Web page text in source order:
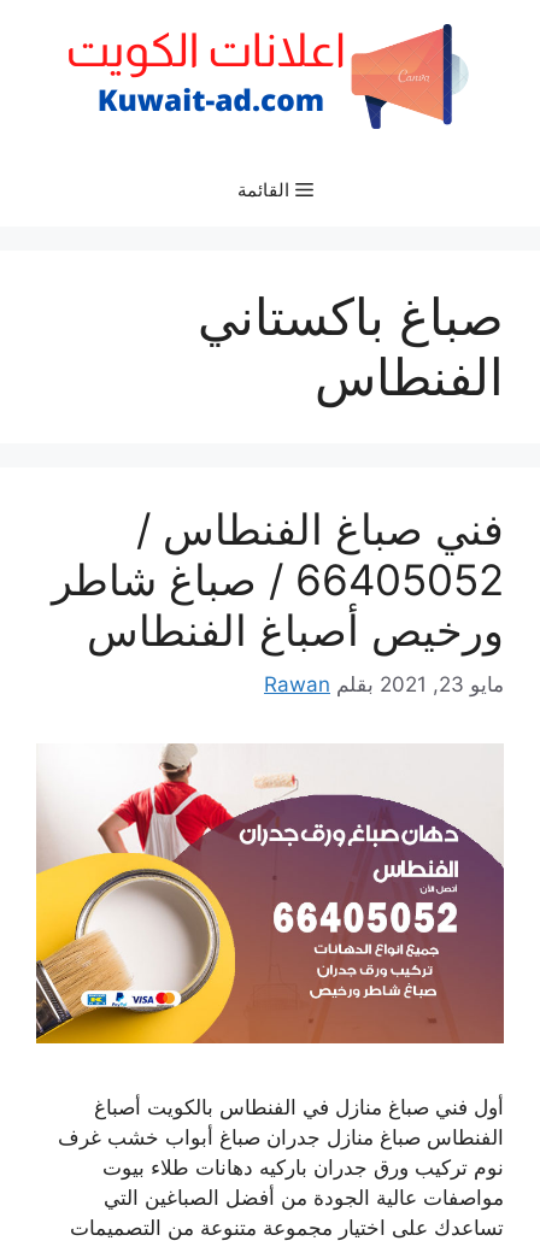
القائمة
صباغ باكستاني
الفنطاس
فني صباغ الفنطاس /
66405052 / صباغ شاطر
ورخيص أصباغ الفنطاس
مايو 23, 2021 بقلم Rawan
أول فني صباغ منازل في الفنطاس بالكويت أصباغ
الفنطاس صباغ منازل جدران صباغ أبواب خشب غرف
نوم تركيب ورق جدران باركيه دهانات طلاء بيوت
مواصفات عالية الجودة من أفضل الصباغين التي
تساعدك على اختيار مجموعة متنوعة من التصميمات